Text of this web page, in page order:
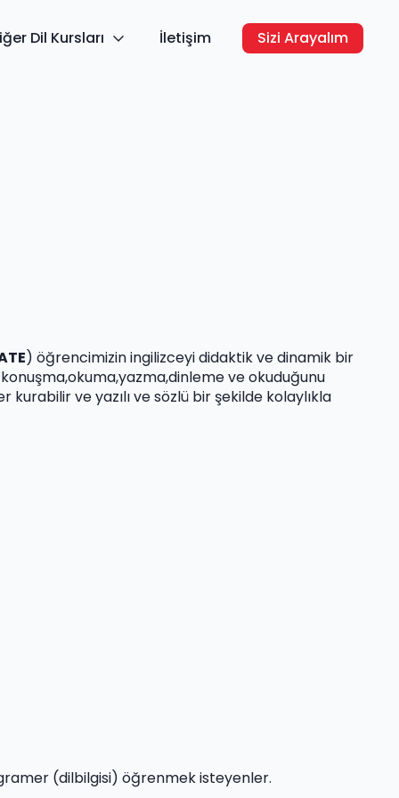
Dil Kursları İletişim Sizi Arayalım
) öğrencimizin ingilizceyi didaktik ve dinamik bir
ve okuduğunu
ve yazılı ve sözlü bir şekilde kolaylıkla
(dilbilgisi) öğrenmek isteyenler.